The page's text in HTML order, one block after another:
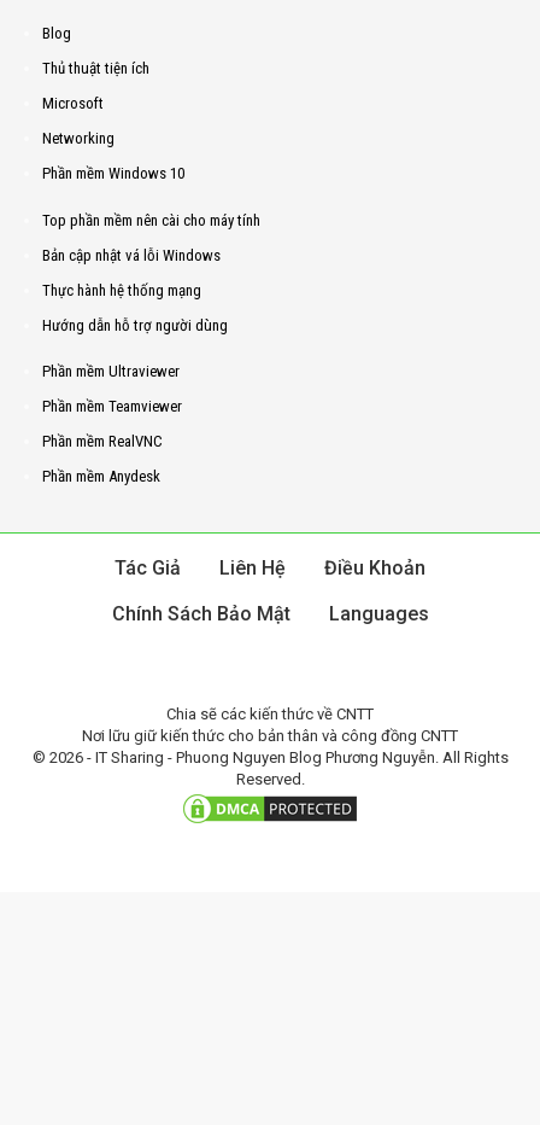
Blog
Thủ thuật tiện ích
Microsoft
Networking
Phần mềm Windows 10
Top phần mềm nên cài cho máy tính
Bản cập nhật vá lỗi Windows
Thực hành hệ thống mạng
Hướng dẫn hỗ trợ người dùng
Phần mềm Ultraviewer
Phần mềm Teamviewer
Phần mềm RealVNC
Phần mềm Anydesk
Tác Giả Liên Hệ
Điều Khoản
Chính Sách Bảo Mật
Languages
Chia sẽ các kiến thức về CNTT
Nơi lữu giữ kiến thức cho bản thân và công đồng CNTT
© 2026 - IT Sharing - Phuong Nguyen Blog Phương Nguyễn. All Rights
Reserved.